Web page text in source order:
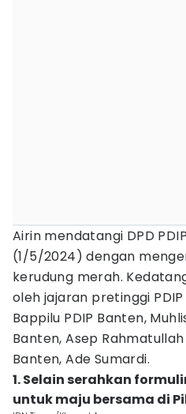
Airin mendatangi DPD
(1/5/2024) dengan
kerudung merah.
oleh jajaran pretinggi
Bappilu PDIP Banten,
Banten, Asep
Banten, Ade Sumardi.
1. Selain serahkan
untuk maju bersama di